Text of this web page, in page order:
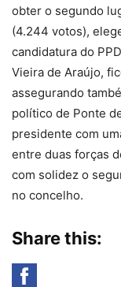
obter o segundo
(4.244 votos),
candidatura do
Vieira de Araújo,
assegurando
político de Ponte
presidente com
entre duas forças
com solidez o
no concelho.
Share this: